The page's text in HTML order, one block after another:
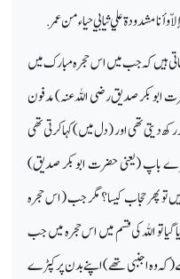
وأنا مشدودة علي ثيابي حياء من ‏ ‏عمر.
ہیں کہ جب میں اس حجرہ مبارک میں
صدیق رضی اللہ عنہ) مدفون
دیتی تھی اور (دل میں ) کہا کرتی تھی
باپ (یعنی حضرت ابوبکر صدیق)
تو پھر حجاب کیسا؟ مگر جب (اس حجرہ
تو اللہ کی قسم میں اس حجرہ میں جب
(کہ وہ اجنبی تھے) اپنے بدن پر کپڑے